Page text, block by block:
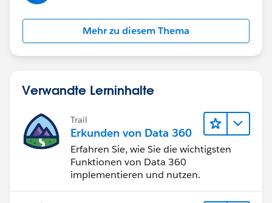
Mehr zu diesem Thema
Verwandte Lerninhalte
Trail
Erkunden von Data 360
Erfahren Sie, wie Sie die wichtigsten
Funktionen von Data 360
implementieren und nutzen.